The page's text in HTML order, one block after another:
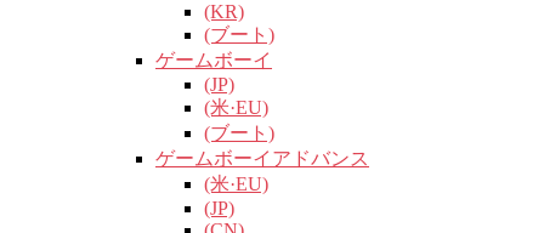
(KR)
(ブート)
ゲームボーイ
(JP)
(米·EU)
(ブート)
ゲームボーイアドバンス
(米·EU)
(JP)